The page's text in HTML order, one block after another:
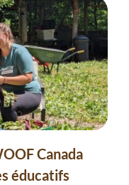
Canada
éducatifs